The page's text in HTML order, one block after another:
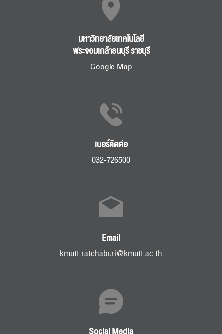
มหาวิทยาลัยเทคโนโลยี
พระจอมเกล้าธนบุรี ราชบุรี
Google Map
เบอร์ติดต่อ
032-726500
Email
kmutt.ratchaburi@kmutt.ac.th